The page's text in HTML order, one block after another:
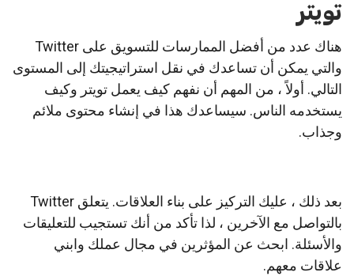
تويتر
هناك عدد من أفضل الممارسات للتسويق على Twitter
والتي يمكن أن تساعدك في نقل استراتيجيتك إلى المستوى
التالي. أولاً ، من المهم أن نفهم كيف يعمل تويتر وكيف
يستخدمه الناس. سيساعدك هذا في إنشاء محتوى ملائم
وجذاب.
بعد ذلك ، عليك التركيز على بناء العلاقات.
يتعلق Twitter
بالتواصل مع الآخرين ، لذا تأكد من أنك تستجيب للتعليقات
والأسئلة. ابحث عن المؤثرين في مجال عملك وابني
علاقات معهم.